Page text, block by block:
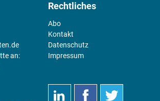
an:
Rechtliches
Abo
Kontakt
Datenschutz
Impressum